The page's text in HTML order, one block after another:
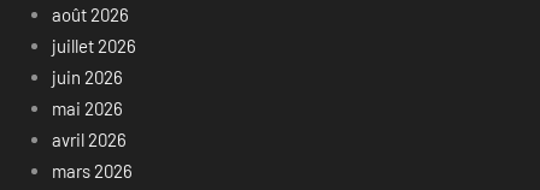
août 2026
juillet 2026
juin 2026
mai 2026
avril 2026
mars 2026